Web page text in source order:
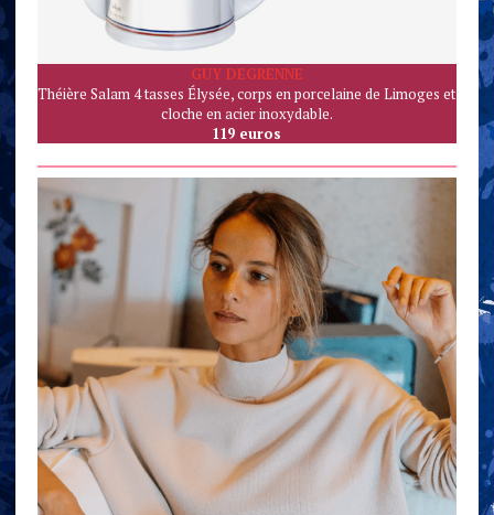
GUY DEGRENNE
Théière Salam 4 tasses Élysée, corps en porcelaine de Limoges et
cloche en acier inoxydable.
119 euros